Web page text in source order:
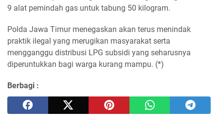
9 alat pemindah gas untuk tabung 50 kilogram.
Polda Jawa Timur menegaskan akan terus menindak
praktik ilegal yang merugikan masyarakat serta
mengganggu distribusi LPG subsidi yang seharusnya
diperuntukkan bagi warga kurang mampu. (*)
Berbagi :